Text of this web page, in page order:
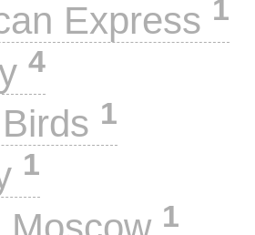
Express 1
4
1
1
1